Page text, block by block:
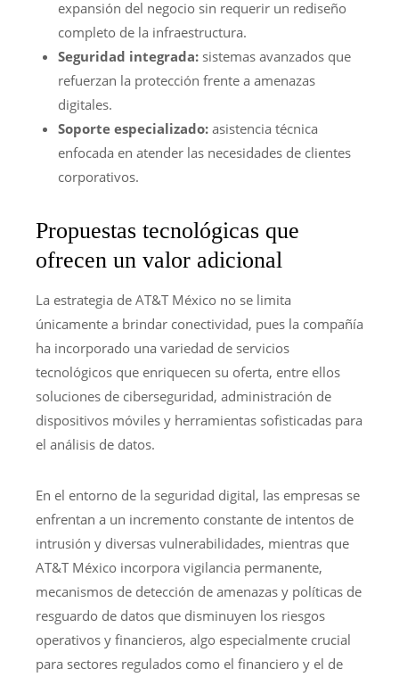
expansión del negocio sin requerir un rediseño
completo de la infraestructura.
Seguridad integrada: sistemas avanzados que
refuerzan la protección frente a amenazas
digitales.
Soporte especializado: asistencia técnica
enfocada en atender las necesidades de clientes
corporativos.
Propuestas tecnológicas que
ofrecen un valor adicional
La estrategia de AT&T México no se limita
únicamente a brindar conectividad, pues la compañía
ha incorporado una variedad de servicios
tecnológicos que enriquecen su oferta, entre ellos
soluciones de ciberseguridad, administración de
dispositivos móviles y herramientas sofisticadas para
el análisis de datos.
En el entorno de la seguridad digital, las empresas se
enfrentan a un incremento constante de intentos de
intrusión y diversas vulnerabilidades, mientras que
AT&T México incorpora vigilancia permanente,
mecanismos de detección de amenazas y políticas de
resguardo de datos que disminuyen los riesgos
operativos y financieros, algo especialmente crucial
para sectores regulados como el financiero y el de